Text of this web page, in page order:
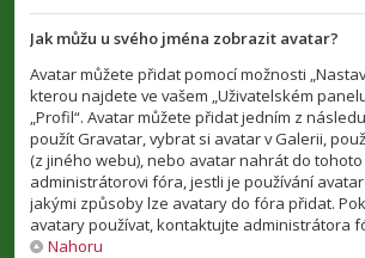
Jak můžu u svého jména zobrazit avatar?
Avatar můžete přidat pomocí možnosti
kterou najdete ve vašem „Uživatelském
„Profil“. Avatar můžete přidat jedním z
použít Gravatar, vybrat si avatar v Galerii,
(z jiného webu), nebo avatar nahrát do
administrátorovi fóra, jestli je používání
jakými způsoby lze avatary do fóra přidat.
avatary používat, kontaktujte administrátora
Nahoru